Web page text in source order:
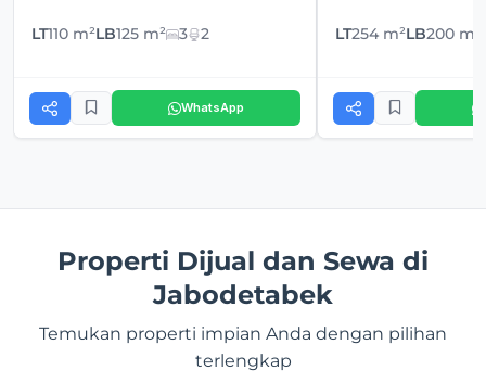
LT110 m²LB125 m² 3 2
WhatsApp
LT254 m²LB200 m²
Properti Dijual dan Sewa di
Jabodetabek
Temukan properti impian Anda dengan pilihan
terlengkap